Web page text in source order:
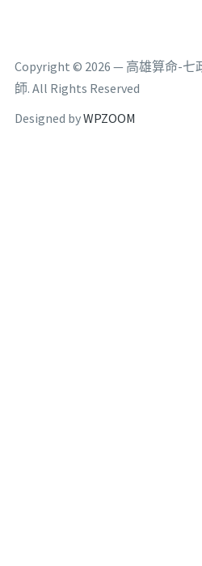
Copyright © 2026 — 高雄算命-七
師. All Rights Reserved
Designed byWPZOOM